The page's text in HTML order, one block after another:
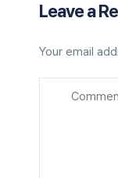
Leave a
Your email